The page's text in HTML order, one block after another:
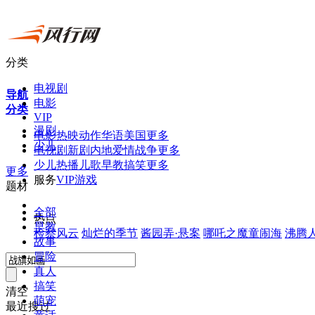
导航
分类
电影热映动作华语美国更多
电视剧 新剧 内地爱情战争更多
少 儿热播 儿歌早教搞笑更多
服务VIP游戏
热点
检察风云 灿烂的季节 酱园弄·悬案 哪吒之魔童闹海 沸腾
清空
最近搜过
分类
电视剧
电影
VIP
漫剧
少儿
更多
题材
全部
早教
故事
冒险
真人
搞笑
萌宠